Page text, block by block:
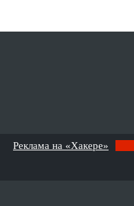
Реклама на «Хакере»